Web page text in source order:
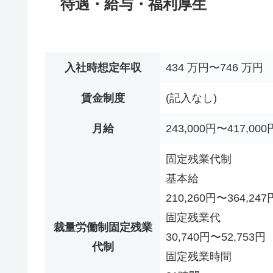
待遇・給与・福利厚生
入社時想定年収 434 万円〜746 万円
賃金制度 (記入なし)
月給 243,000円〜417,000
裁量労働制固定残業
代制
固定残業代制
基本給
210,260円〜364,247
固定残業代
30,740円〜52,753円
固定残業時間